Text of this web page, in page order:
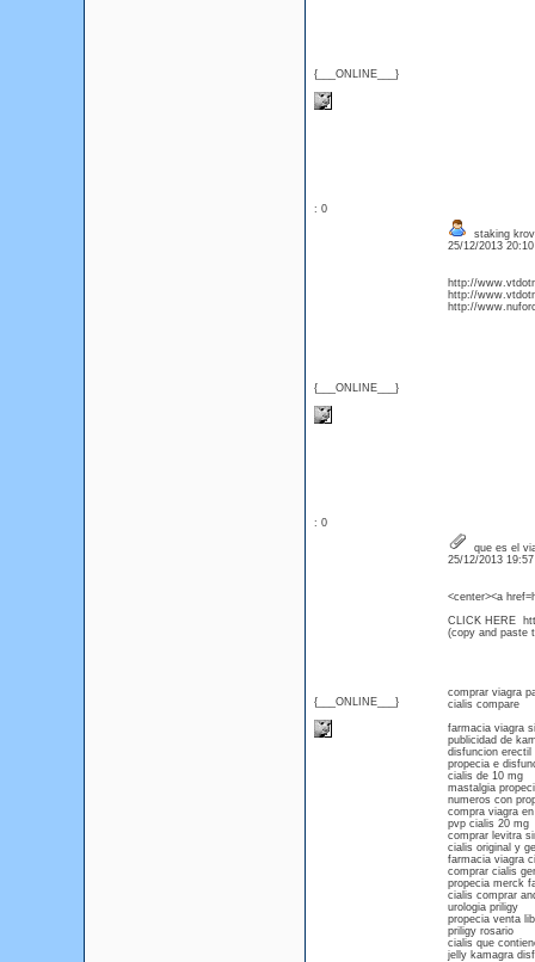
{___ONLINE___}
: 0
{___ONLINE___}
staking
25/12/2013
http://
http://
http://
: 0
{___ONLINE___}
que es el
25/12/2013
<center><a
CLICK HERE
(copy and paste
comprar viagra
cialis compare
farmacia viagra
publicidad de
disfuncion erectil
propecia e
cialis de 10 mg
mastalgia
numeros con
compra viagra
pvp cialis 20 mg
comprar levitra
cialis original y
farmacia viagra
comprar cialis
propecia merck
cialis comprar
urologia priligy
propecia venta
priligy rosario
cialis que
jelly kamagra